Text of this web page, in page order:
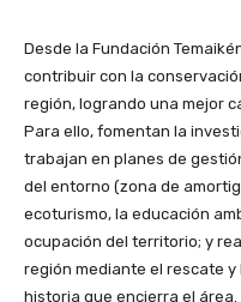
Desde la Fundación
contribuir con la
región, logrando una mejor
Para ello, fomentan la
trabajan en planes de
del entorno (zona de
ecoturismo, la educación
ocupación del territorio; y
región mediante el rescate
historia que encierra el área.